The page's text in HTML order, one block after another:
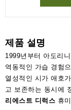
제품 설명
1999년부터 아도리
역동적인 가습 경험
열성적인 시가 애호
고 보존하는 동시에
리에스트 디럭스 휴